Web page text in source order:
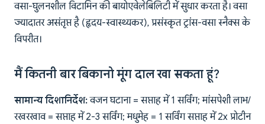
वसा-घुलनशील विटामिन की बायोएवेलेबिलिटी में सुधार करता है। वसा
ज्यादातर असंतृप्त है (हृदय-स्वास्थ्यकर), प्रसंस्कृत ट्रांस-वसा स्नैक्स के
विपरीत।
मैं कितनी बार बिकानो मूंग दाल खा सकता हूं?
सामान्य दिशानिर्देश:वजन घटाना = सप्ताह में 1 सर्विंग; मांसपेशी लाभ/
रखरखाव = सप्ताह में 2-3 सर्विंग; मधुमेह = 1 सर्विंग सप्ताह में 2x प्रोटीन